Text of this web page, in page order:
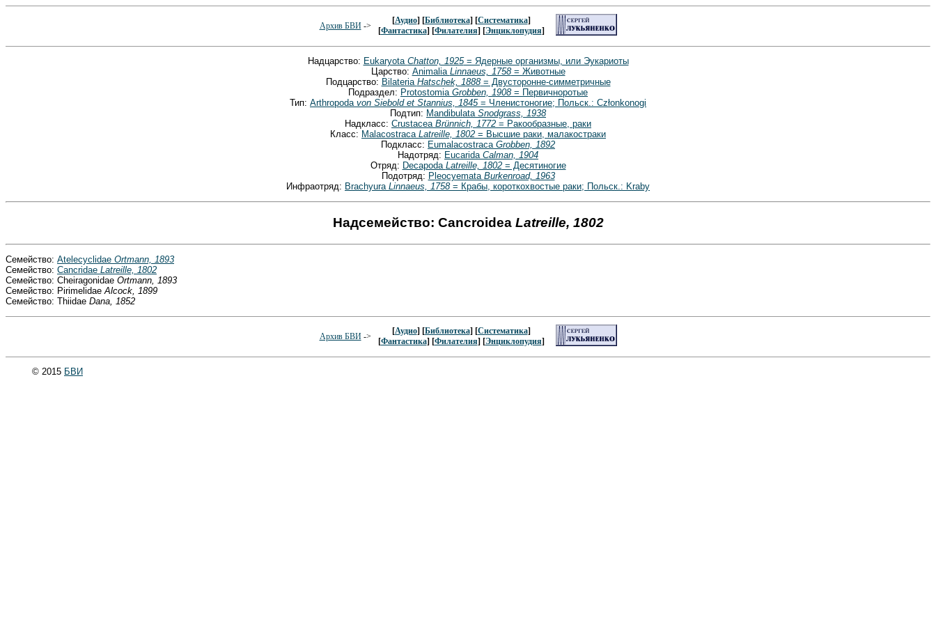
Архив БВИ->
[Аудио] [Библиотека] [Систематика]
[Фантастика] [Филателия] [Энциклопудия]
Надцарство: Eukaryota Chatton, 1925= Ядерные организмы, или Эукариоты
Царство: Animalia Linnaeus, 1758= Животные
Подцарство: Bilateria Hatschek, 1888= Двусторонне-симметричные
Подраздел: Protostomia Grobben, 1908= Первичноротые
Тип: Arthropoda von Siebold et Stannius, 1845= Членистоногие; Польск.: Członkonogi
Подтип: Mandibulata Snodgrass, 1938
Надкласс: Crustacea Brünnich, 1772 = Ракообразные, раки
Класс: Malacostraca Latreille, 1802 = Высшие раки, малакостраки
Подкласс: Eumalacostraca Grobben, 1892
Надотряд: Eucarida Calman, 1904
Отряд: Decapoda Latreille, 1802= Десятиногие
Подотряд: Pleocyemata Burkenroad, 1963
Инфраотряд: Brachyura Linnaeus, 1758= Крабы, короткохвостые раки; Польск.: Kraby
Надсемейство: Cancroidea Latreille, 1802
Семейство: Atelecyclidae Ortmann, 1893
Семейство: Cancridae Latreille, 1802
Семейство: Cheiragonidae Ortmann, 1893
Семейство: PirimelidaeAlcock, 1899
Семейство: Thiidae Dana, 1852
Архив БВИ->
[Аудио] [Библиотека] [Систематика]
[Фантастика] [Филателия] [Энциклопудия]
© 2015 БВИ